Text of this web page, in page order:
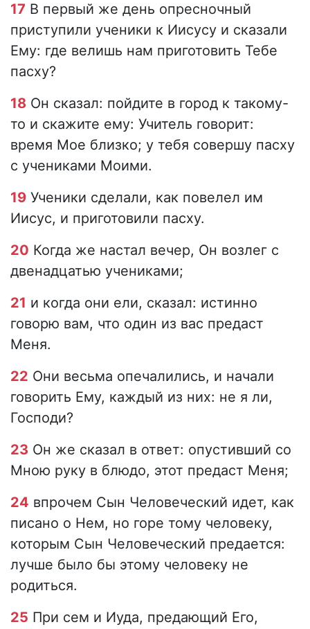
17 В первый же день опресночный
приступили ученики к Иисусу и сказали
Ему: где велишь нам приготовить Тебе
пасху?
18 Он сказал: пойдите в город к такому-
то и скажите ему: Учитель говорит:
время Мое близко; у тебя совершу пасху
с учениками Моими.
19 Ученики сделали, как повелел им
Иисус, и приготовили пасху.
20 Когда же настал вечер, Он возлег с
двенадцатью учениками;
21 и когда они ели, сказал: истинно
говорю вам, что один из вас предаст
Меня.
22 Они весьма опечалились, и начали
говорить Ему, каждый из них: не я ли,
Господи?
23 Он же сказал в ответ: опустивший со
Мною руку в блюдо, этот предаст Меня;
24 впрочем Сын Человеческий идет, как
писано о Нем, но горе тому человеку,
которым Сын Человеческий предается:
лучше было бы этому человеку не
родиться.
25 При сем и Иуда, предающий Его,